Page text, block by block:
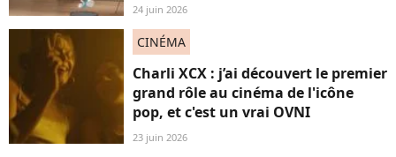
24 juin 2026
CINÉMA
Charli XCX : j’ai découvert le premier
grand rôle au cinéma de l'icône
pop, et c'est un vrai OVNI
23 juin 2026